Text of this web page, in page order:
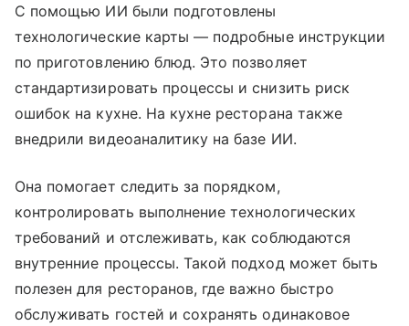
С помощью ИИ были подготовлены
технологические карты — подробные инструкции
по приготовлению блюд. Это позволяет
стандартизировать процессы и снизить риск
ошибок на кухне. На кухне ресторана также
внедрили видеоаналитику на базе ИИ.
Она помогает следить за порядком,
контролировать выполнение технологических
требований и отслеживать, как соблюдаются
внутренние процессы. Такой подход может быть
полезен для ресторанов, где важно быстро
обслуживать гостей и сохранять одинаковое